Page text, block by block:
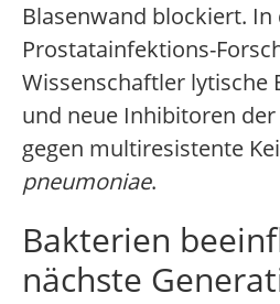
Blasenwand blockiert. In
Prostatainfektions-
Wissenschaftler lytische
und neue Inhibitoren der
gegen multiresistente
pneumoniae.
Bakterien
nächste